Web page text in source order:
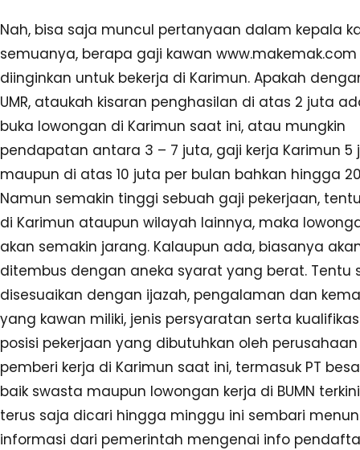
Nah, bisa saja muncul pertanyaan dalam kepala
semuanya, berapa gaji kawan
diinginkan untuk bekerja di Karimun. Apakah
UMR, ataukah kisaran penghasilan di atas 2 juta
buka lowongan di Karimun saat ini, atau mungkin
pendapatan antara 3 – 7 juta, gaji kerja Karimun 5
maupun di atas 10 juta per bulan bahkan hingga
Namun semakin tinggi sebuah gaji pekerjaan,
di Karimun ataupun wilayah lainnya, maka
akan semakin jarang. Kalaupun ada, biasanya
ditembus dengan aneka syarat yang berat. Tentu
disesuaikan dengan ijazah, pengalaman dan
yang kawan miliki, jenis persyaratan serta
posisi pekerjaan yang dibutuhkan oleh
pemberi kerja di Karimun saat ini, termasuk PT
baik swasta maupun lowongan kerja di BUMN
terus saja dicari hingga minggu ini sembari
informasi dari pemerintah mengenai info